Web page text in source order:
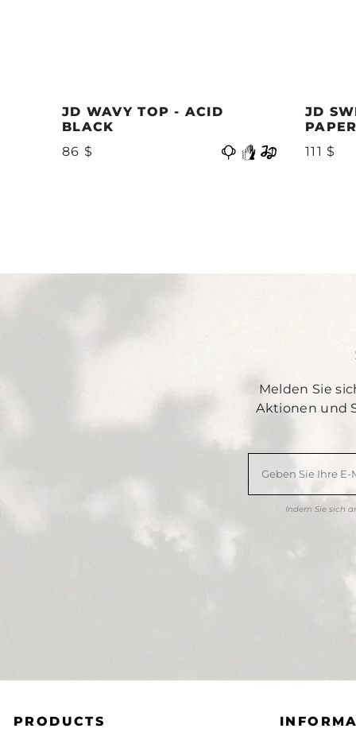
JD WAVY TOP - ACID
BLACK
86 $
JD
111 $
Melden Sie
Aktionen und
Indem Sie sich
PRODUCTS